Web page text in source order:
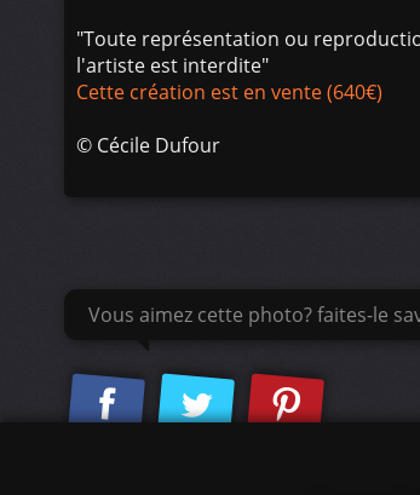
"Toute représentation ou
l'artiste est interdite"
Cette création est en vente (640€)
© Cécile Dufour
Vous aimez cette photo? faites-le